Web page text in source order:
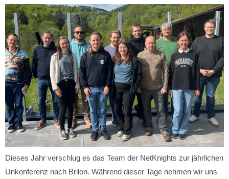
Dieses Jahr verschlug es das Team der NetKnights zur jährlichen
Unkonferenz nach Brilon. Während dieser Tage nehmen wir uns